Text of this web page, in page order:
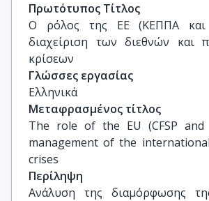
Πρωτότυπος Τίτλος
Ο ρόλος της ΕΕ (ΚΕΠΠΑ
διαχείριση των διεθνών και
κρίσεων
Γλώσσες εργασίας
Ελληνικά
Μεταφρασμένος τίτλος
The role of the EU (CFSP and
management of the
crises
Περίληψη
Ανάλυση της διαμόρφωσης